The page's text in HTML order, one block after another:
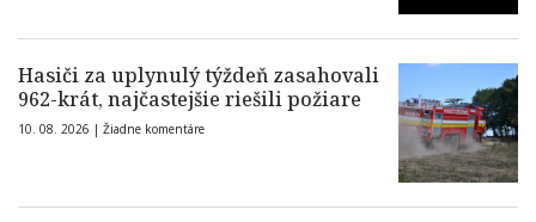
Hasiči za uplynulý týždeň zasahovali
962-krát, najčastejšie riešili požiare
10. 08. 2026 | Žiadne komentáre